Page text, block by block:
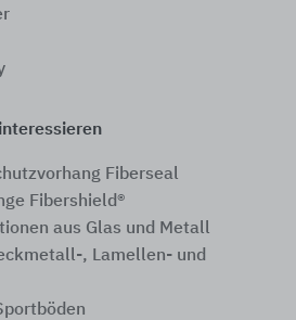
Fiberseal
Fibershield®
aus Glas und Metall
, Lamellen- und